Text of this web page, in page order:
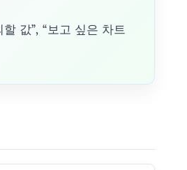
값”, “보고 싶은 차트